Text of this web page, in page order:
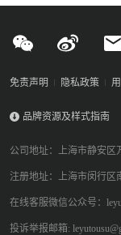
免责声明 隐私政策
品牌资源及样式指南
公司地址：上海市静安区
注册地址：上海市闵行区
在线客服微信公众号：
投诉举报邮箱: